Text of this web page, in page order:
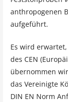
anthropogenen
aufgeführt.
Es wird
des CEN
übernommen
das Vereinigte
DIN EN Norm